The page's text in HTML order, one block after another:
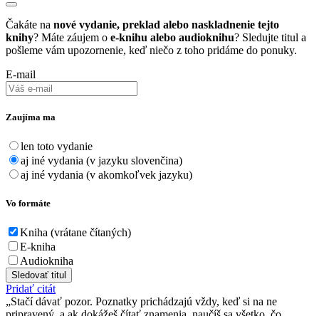
Čakáte na nové vydanie, preklad alebo naskladnenie tejto
knihy? Máte záujem o e-knihu alebo audioknihu? Sledujte titul a
pošleme vám upozornenie, keď niečo z toho pridáme do ponuky.
E-mail
Zaujíma ma
len toto vydanie
aj iné vydania (v jazyku slovenčina)
aj iné vydania (v akomkoľvek jazyku)
Vo formáte
Kniha (vrátane čítaných)
E-kniha
Audiokniha
Sledovať titul
Pridať citát
Stačí dávať pozor. Poznatky prichádzajú vždy, keď si na ne